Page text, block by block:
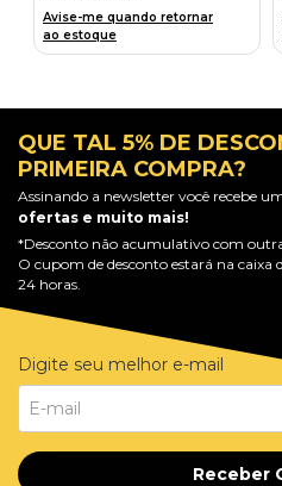
Avise-me quando retornar
ao estoque
QUE TAL 5% DE
PRIMEIRA COMPRA?
Assinando a newsletter você recebe
ofertas e muito mais!
*Desconto não acumulativo com
O cupom de desconto estará na caixa
24 horas.
Digite seu melhor e-mail
Receber